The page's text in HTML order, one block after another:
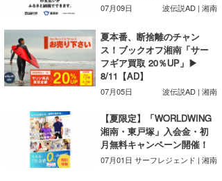
07月09日 波伝説AD | 湘南
夏本番、断捨離のチャン
ス！ブックオフ湘南「サー
フギア買取 20％UP」▶
8/11【AD】
07月05日 波伝説AD | 湘南
【夏限定】「WORLDWING
湘南・東戸塚」入会金・初
月無料キャンペーン開催！
07月01日 サーフレジェンド | 湘南
YUKI☆
たっちー
ハンマー
三輪予報士
小川予報士